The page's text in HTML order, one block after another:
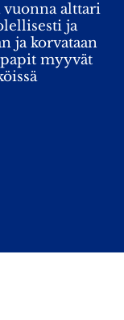
vuonna alttari
ja
ja korvataan
myyvät